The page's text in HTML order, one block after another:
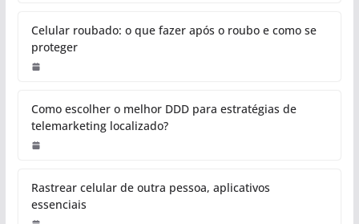
Celular roubado: o que fazer após o roubo e como se
proteger
Como escolher o melhor DDD para estratégias de
telemarketing localizado?
Rastrear celular de outra pessoa, aplicativos
essenciais